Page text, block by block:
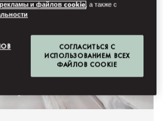
и файлов cookie, а также с
СОГЛАСИТЬСЯ С
ИСПОЛЬЗОВАНИЕМ ВСЕХ
ФАЙЛОВ COOKIE